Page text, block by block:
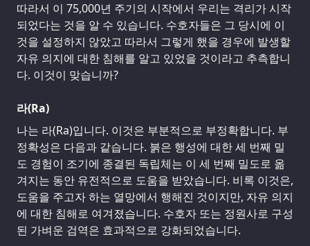
따라서 이 75,000년 주기의 시작에서 우리는 격리가 시작
되었다는 것을 알 수 있습니다. 수호자들은 그 당시에 이
것을 설정하지 않았고 따라서 그렇게 했을 경우에 발생할
자유 의지에 대한 침해를 알고 있었을 것이라고 추측합니
다. 이것이 맞습니까?
라(Ra)
나는 라(Ra)입니다. 이것은 부분적으로 부정확합니다. 부
정확성은 다음과 같습니다. 붉은 행성에 대한 세 번째 밀
도 경험이 조기에 종결된 독립체는 이 세 번째 밀도로 옮
겨지는 동안 유전적으로 도움을 받았습니다. 비록 이것은,
도움을 주고자 하는 열망에서 행해진 것이지만, 자유 의지
에 대한 침해로 여겨졌습니다. 수호자 또는 정원사로 구성
된 가벼운 검역은 효과적으로 강화되었습니다.